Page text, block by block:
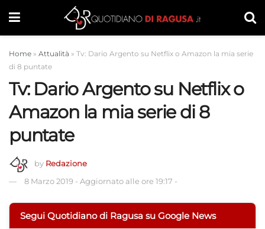
Home » Attualità » Tv: Dario Argento su Netflix o Amazon la mia serie
di 8 puntate
Tv: Dario Argento su Netflix o
Amazon la mia serie di 8
puntate
by Redazione
8 Marzo 2019 - Aggiornato alle ore 19:17 -
Segui Quotidiano di Ragusa su Google News